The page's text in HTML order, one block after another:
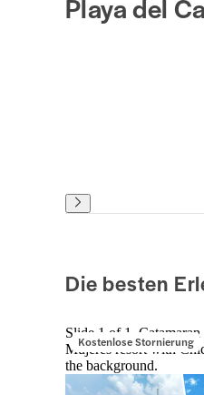
Playa del
Die besten
Kostenlose Stornierung
Slide 1 of 1,
Mujeres resort with
the background.